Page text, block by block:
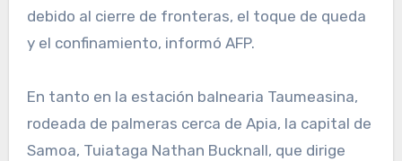
debido al cierre de fronteras, el toque de queda
y el confinamiento, informó AFP.
En tanto en la estación balnearia Taumeasina,
rodeada de palmeras cerca de Apia, la capital de
Samoa, Tuiataga Nathan Bucknall, que dirige